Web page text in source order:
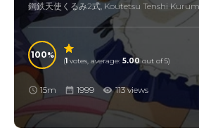
鋼鉄天使くるみ2式, Koutetsu Tenshi
100
(1 votes, average: 5.00out of 5)
15m 1999 113 views